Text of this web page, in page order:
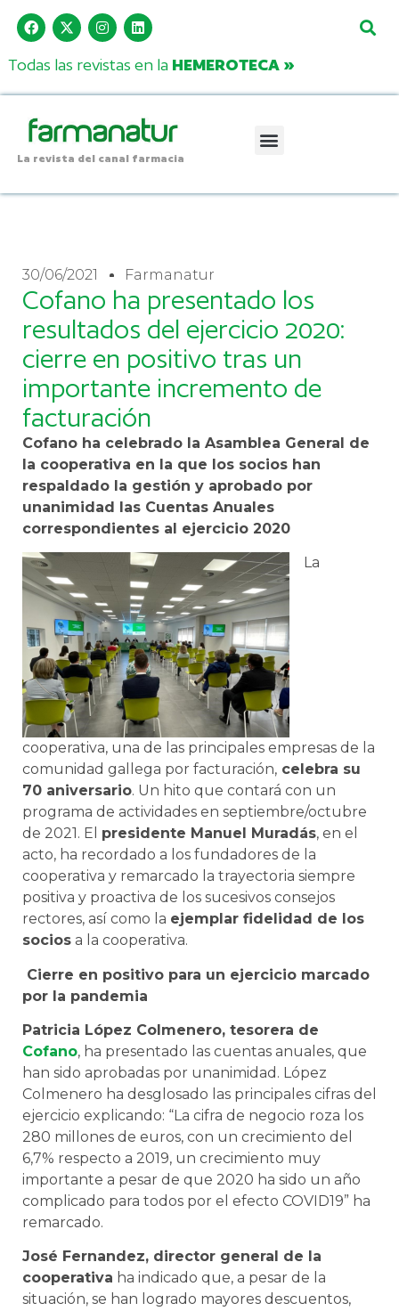
Todas las revistas en la HEMEROTECA »
La revista del canal farmacia
30/06/2021 Farmanatur
Cofano ha presentado los
resultados del ejercicio 2020:
cierre en positivo tras un
importante incremento de
facturación
Cofano ha celebrado la Asamblea General de
la cooperativa en la que los socios han
respaldado la gestión y aprobado por
unanimidad las Cuentas Anuales
correspondientes al ejercicio 2020
La
cooperativa, una de las principales empresas de la
comunidad gallega por facturación, celebra su
70 aniversario. Un hito que contará con un
programa de actividades en septiembre/octubre
de 2021. El presidente Manuel Muradás, en el
acto, ha recordado a los fundadores de la
cooperativa y remarcado la trayectoria siempre
positiva y proactiva de los sucesivos consejos
rectores, así como la ejemplar fidelidad de los
socios a la cooperativa.
Cierre en positivo para un ejercicio marcado
por la pandemia
Patricia López Colmenero, tesorera de
Cofano, ha presentado las cuentas anuales, que
han sido aprobadas por unanimidad. López
Colmenero ha desglosado las principales cifras del
ejercicio explicando: “La cifra de negocio roza los
280 millones de euros, con un crecimiento del
6,7% respecto a 2019, un crecimiento muy
importante a pesar de que 2020 ha sido un año
complicado para todos por el efecto COVID19” ha
remarcado.
José Fernandez, director general de la
cooperativa ha indicado que, a pesar de la
situación, se han logrado mayores descuentos,